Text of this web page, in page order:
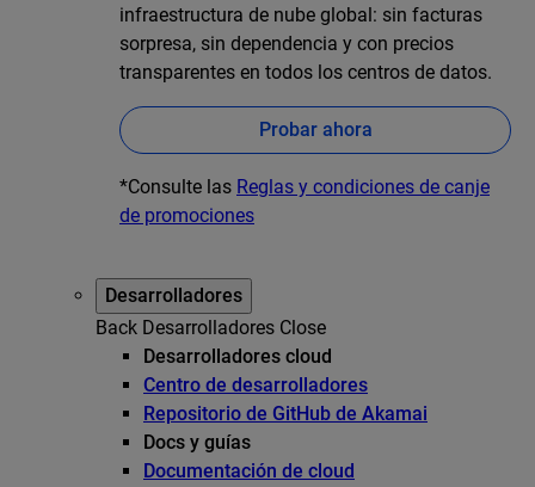
infraestructura de nube global: sin facturas
sorpresa, sin dependencia y con precios
transparentes en todos los centros de datos.
Probar ahora
*Consulte las Reglas y condiciones de canje
de promociones
Desarrolladores
Back Desarrolladores Close
Desarrolladores cloud
Centro de desarrolladores
Repositorio de GitHub de Akamai
Docs y guías
Documentación de cloud